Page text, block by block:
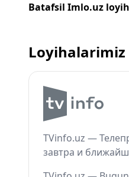
Batafsil Imlo.uz
Loyihalarimiz
TVinfo.uz —
завтра и